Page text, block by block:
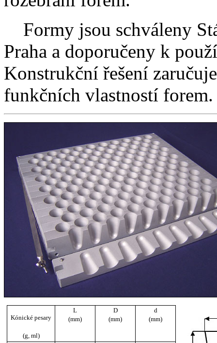
Formy jsou schváleny
Praha a doporučeny k
Konstrukční řešení
funkčních vlastností forem.
Kónické pesary
(g, ml)
L
(mm)
D
(mm)
d
(mm)